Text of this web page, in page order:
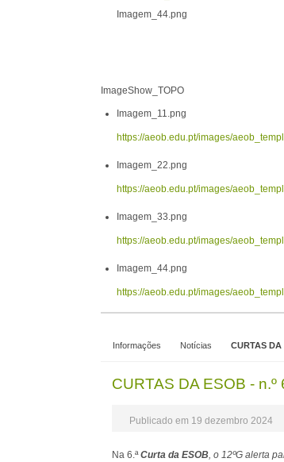
Imagem_44.png
ImageShow_TOPO
Imagem_11.png
https://aeob.edu.pt/images/
Imagem_22.png
https://aeob.edu.pt/images/
Imagem_33.png
https://aeob.edu.pt/images/
Imagem_44.png
https://aeob.edu.pt/images/
Informações Notícias CURTAS DA
CURTAS DA ESOB - n.º
Publicado em 19 dezembro 2024
Na 6.ªCurta da ESOB, o 12ºG alerta